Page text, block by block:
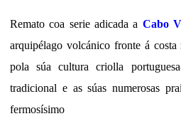
Remato coa serie adicada a Cabo
arquipélago volcánico fronte á
pola súa cultura criolla
tradicional e as súas numerosas
fermosísimo